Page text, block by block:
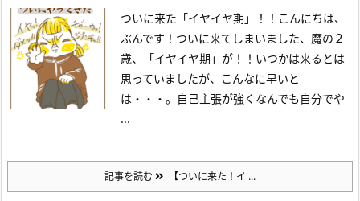
ついに来た「イヤイヤ期」！！ こんにちは、
ぶんです！ ついに来てしまいました、魔の２
歳、「イヤイヤ期」が！！ いつかは来るとは
思っていましたが、こんなに早いと
は・・・。 自己主張が強くなんでも自分でや
...
記事を読む 【ついに来た！イ ...